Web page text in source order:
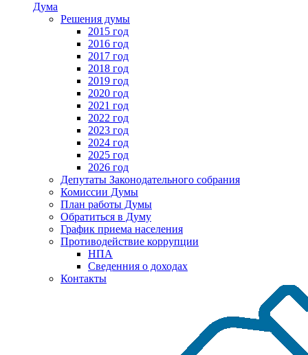
Дума
Решения думы
2015 год
2016 год
2017 год
2018 год
2019 год
2020 год
2021 год
2022 год
2023 год
2024 год
2025 год
2026 год
Депутаты Законодательного собрания
Комиссии Думы
План работы Думы
Обратиться в Думу
График приема населения
Противодействие коррупции
НПА
Сведенния о доходах
Контакты